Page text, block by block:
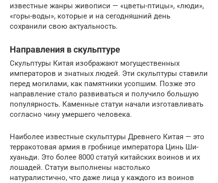
известные жанры живописи — «цветы-птицы», «люди»,
«горы-воды», которые и на сегодняшний день
сохранили свою актуальность.
Направления в скульптуре
Скульптуры Китая изображают могущественных
императоров и знатных людей. Эти скульптуры ставили
перед могилами, как памятники усопшим. Позже это
направление стало развиваться и получило большую
популярность. Каменные статуи начали изготавливать
согласно чину умершего человека.
Наиболее известные скульптуры Древнего Китая — это
терракотовая армия в гробнице императора Цинь Ши-
хуаньди. Это более 8000 статуй китайских воинов и их
лошадей. Статуи выполнены настолько
натуралистично, что даже лица у каждого из воинов